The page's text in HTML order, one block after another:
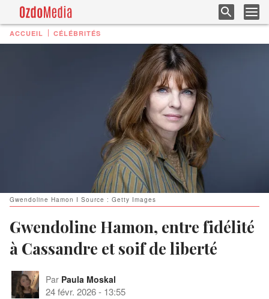
ACCUEIL CÉLÉBRITÉS
Gwendoline Hamon I Source : Getty Images
Gwendoline Hamon, entre fidélité
à Cassandre et soif de liberté
Par Paula Moskal
24 févr. 2026- 13:55